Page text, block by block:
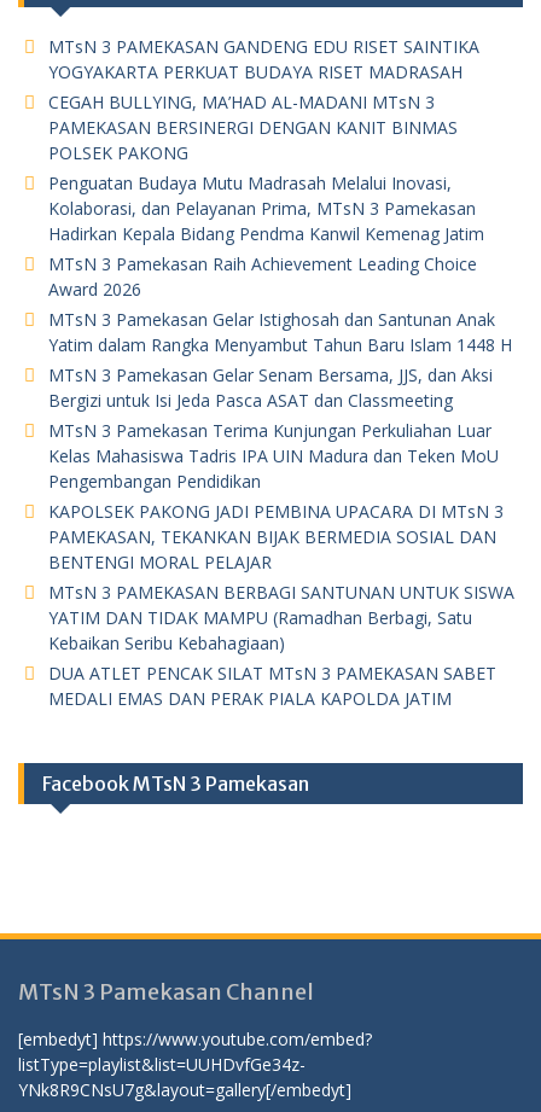
MTsN 3 PAMEKASAN GANDENG EDU RISET SAINTIKA
YOGYAKARTA PERKUAT BUDAYA RISET MADRASAH
CEGAH BULLYING, MA’HAD AL-MADANI MTsN 3
PAMEKASAN BERSINERGI DENGAN KANIT BINMAS
POLSEK PAKONG
Penguatan Budaya Mutu Madrasah Melalui Inovasi,
Kolaborasi, dan Pelayanan Prima, MTsN 3 Pamekasan
Hadirkan Kepala Bidang Pendma Kanwil Kemenag Jatim
MTsN 3 Pamekasan Raih Achievement Leading Choice
Award 2026
MTsN 3 Pamekasan Gelar Istighosah dan Santunan Anak
Yatim dalam Rangka Menyambut Tahun Baru Islam 1448 H
MTsN 3 Pamekasan Gelar Senam Bersama, JJS, dan Aksi
Bergizi untuk Isi Jeda Pasca ASAT dan Classmeeting
MTsN 3 Pamekasan Terima Kunjungan Perkuliahan Luar
Kelas Mahasiswa Tadris IPA UIN Madura dan Teken MoU
Pengembangan Pendidikan
KAPOLSEK PAKONG JADI PEMBINA UPACARA DI MTsN 3
PAMEKASAN, TEKANKAN BIJAK BERMEDIA SOSIAL DAN
BENTENGI MORAL PELAJAR
MTsN 3 PAMEKASAN BERBAGI SANTUNAN UNTUK SISWA
YATIM DAN TIDAK MAMPU (Ramadhan Berbagi, Satu
Kebaikan Seribu Kebahagiaan)
DUA ATLET PENCAK SILAT MTsN 3 PAMEKASAN SABET
MEDALI EMAS DAN PERAK PIALA KAPOLDA JATIM
Facebook MTsN 3 Pamekasan
MTsN 3 Pamekasan Channel
[embedyt] https://www.youtube.com/embed?
listType=playlist&list=UUHDvfGe34z-
YNk8R9CNsU7g&layout=gallery[/embedyt]